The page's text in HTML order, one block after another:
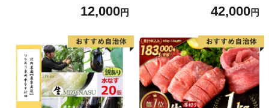
毛和牛 ブランド牛 九州 ハン
(H083106)
12,000円
6] カニ かに 蟹 たらばがに た
42,000円